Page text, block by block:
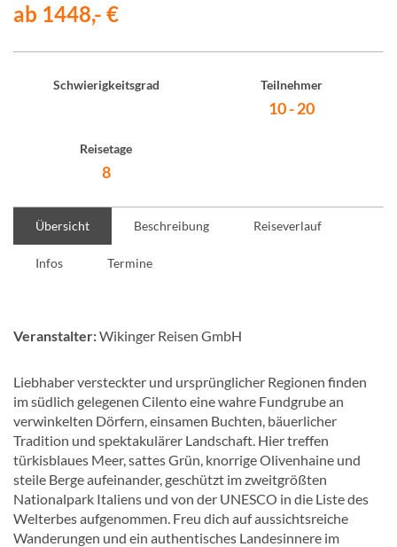
ab 1448,- €
Schwierigkeitsgrad Teilnehmer
10 - 20
Reisetage
8
Übersicht Beschreibung Reiseverlauf
Infos Termine
Veranstalter:Wikinger Reisen GmbH
Liebhaber versteckter und ursprünglicher Regionen finden
im südlich gelegenen Cilento eine wahre Fundgrube an
verwinkelten Dörfern, einsamen Buchten, bäuerlicher
Tradition und spektakulärer Landschaft. Hier treffen
türkisblaues Meer, sattes Grün, knorrige Olivenhaine und
steile Berge aufeinander, geschützt im zweitgrößten
Nationalpark Italiens und von der UNESCO in die Liste des
Welterbes aufgenommen. Freu dich auf aussichtsreiche
Wanderungen und ein authentisches Landesinnere im